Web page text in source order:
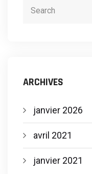
ARCHIVES
janvier 2026
avril 2021
janvier 2021